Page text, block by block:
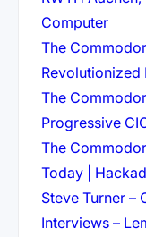
Computer
The
Revolutionized
The
Progressive
The
Today |
Steve Turner –
Interviews –